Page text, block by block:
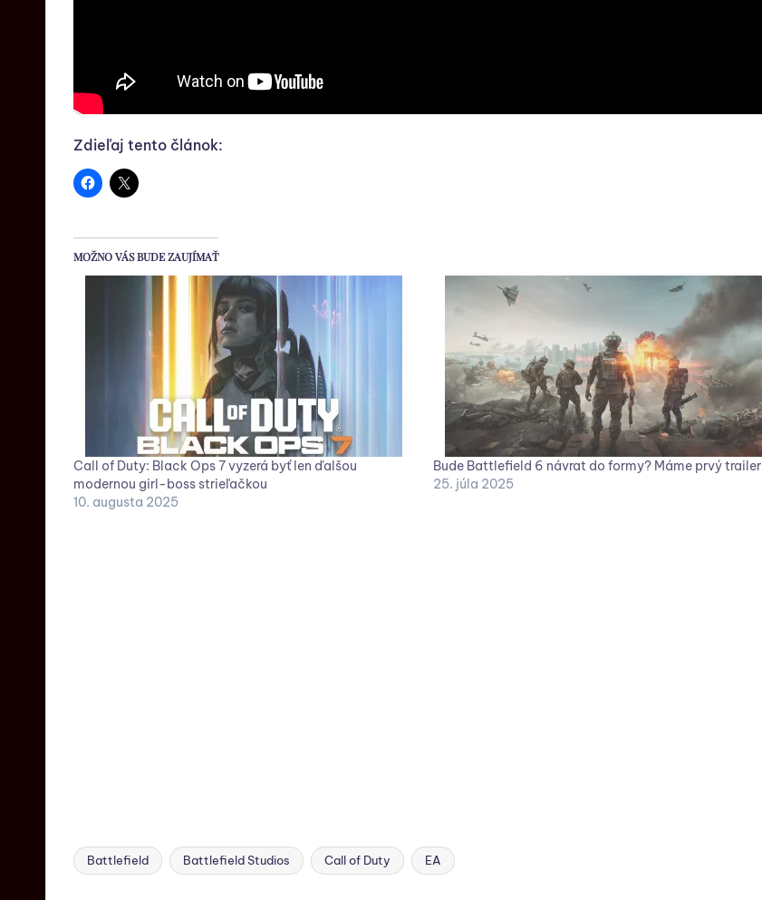
Zdieľaj tento článok:
MOŽNO VÁS BUDE ZAUJÍMAŤ
Call of Duty: Black Ops 7 vyzerá byť len ďalšou
modernou girl-boss strieľačkou
10. augusta 2025
Bude Battlefield 6 návrat do formy? Máme prvý trailer
25. júla 2025
Battlefield Battlefield Studios Call of Duty EA